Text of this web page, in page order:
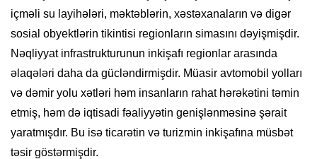
içməli su layihələri, məktəblərin, xəstəxanaların və digər
sosial obyektlərin tikintisi regionların simasını dəyişmişdir.
Nəqliyyat infrastrukturunun inkişafı regionlar arasında
əlaqələri daha da gücləndirmişdir. Müasir avtomobil yolları
və dəmir yolu xətləri həm insanların rahat hərəkətini təmin
etmiş, həm də iqtisadi fəaliyyətin genişlənməsinə şərait
yaratmışdır. Bu isə ticarətin və turizmin inkişafına müsbət
təsir göstərmişdir.